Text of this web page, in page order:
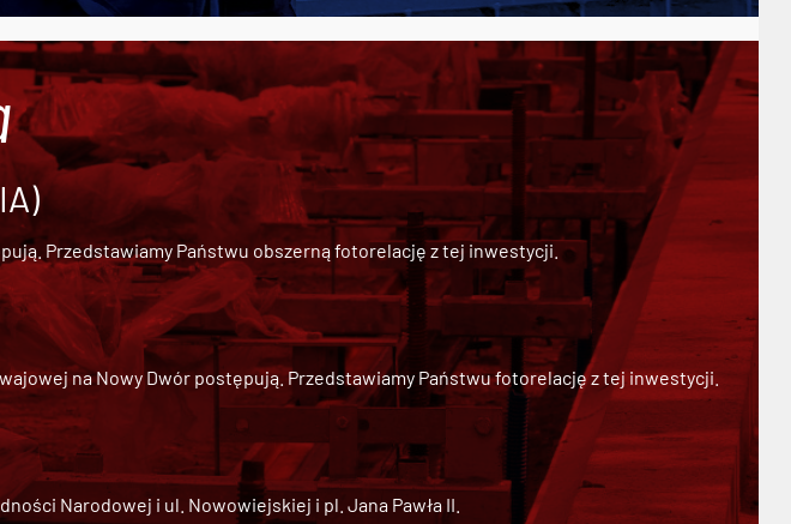
Przedstawiamy Państwu obszerną fotorelację z tej inwestycji.
na Nowy Dwórpostępują. Przedstawiamy Państwu fotorelację z tej inwestycji.
Narodowej i ul. Nowowiejskiej i pl. Jana Pawła II.